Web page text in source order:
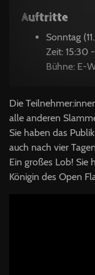
Auftritte
Sonntag
Zeit: 15:30
Bühne: E-
Die
alle anderen
Sie haben das
auch nach vier
Ein großes Lob! Sie
Königin des Open